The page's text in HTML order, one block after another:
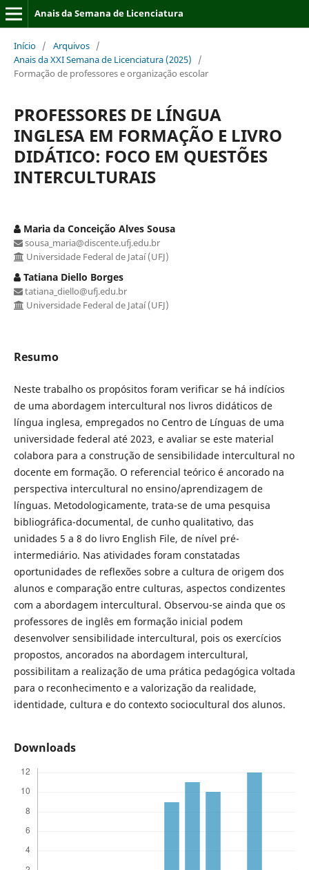
Anais da Semana de Licenciatura
Início / Arquivos /
Anais da XXI Semana de Licenciatura (2025)
/
Formação de professores e organização escolar
PROFESSORES DE LÍNGUA
INGLESA EM FORMAÇÃO E LIVRO
DIDÁTICO: FOCO EM QUESTÕES
INTERCULTURAIS
Maria da Conceição Alves Sousa
sousa_maria@discente.ufj.edu.br
Universidade Federal de Jataí (UFJ)
Tatiana Diello Borges
tatiana_diello@ufj.edu.br
Universidade Federal de Jataí (UFJ)
Resumo
Neste trabalho os propósitos foram verificar se há indícios
de uma abordagem intercultural nos livros didáticos de
língua inglesa, empregados no Centro de Línguas de uma
universidade federal até 2023, e avaliar se este material
colabora para a construção de sensibilidade intercultural no
docente em formação. O referencial teórico é ancorado na
perspectiva intercultural no ensino/aprendizagem de
línguas. Metodologicamente, trata-se de uma pesquisa
bibliográfica-documental, de cunho qualitativo, das
unidades 5 a 8 do livro English File, de nível pré-
intermediário. Nas atividades foram constatadas
oportunidades de reflexões sobre a cultura de origem dos
alunos e comparação entre culturas, aspectos condizentes
com a abordagem intercultural. Observou-se ainda que os
professores de inglês em formação inicial podem
desenvolver sensibilidade intercultural, pois os exercícios
propostos, ancorados na abordagem intercultural,
possibilitam a realização de uma prática pedagógica voltada
para o reconhecimento e a valorização da realidade,
identidade, cultura e do contexto sociocultural dos alunos.
Downloads